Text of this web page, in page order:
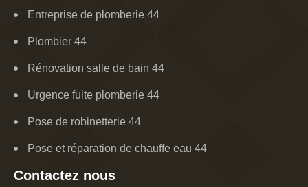
Entreprise de plomberie 44
Plombier 44
Rénovation salle de bain 44
Urgence fuite plomberie 44
Pose de robinetterie 44
Pose et réparation de chauffe eau 44
Contactez nous